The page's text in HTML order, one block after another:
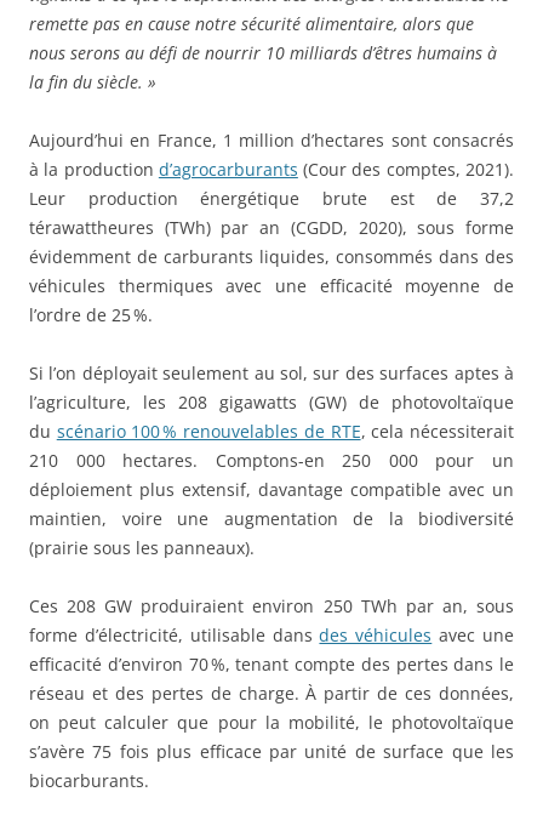
remette pas en cause notre sécurité alimentaire, alors que
nous serons au défi de nourrir 10 milliards d’êtres humains à
la fin du siècle. »
Aujourd’hui en France, 1 million d’hectares sont consacrés
à la production d’agrocarburants (Cour des comptes, 2021).
Leur production énergétique brute est de 37,2
térawattheures (TWh) par an (CGDD, 2020), sous forme
évidemment de carburants liquides, consommés dans des
véhicules thermiques avec une efficacité moyenne de
l’ordre de 25 %.
Si l’on déployait seulement au sol, sur des surfaces aptes à
l’agriculture, les 208 gigawatts (GW) de photovoltaïque
du scénario 100 % renouvelables de RTE, cela nécessiterait
210 000 hectares. Comptons-en 250 000 pour un
déploiement plus extensif, davantage compatible avec un
maintien, voire une augmentation de la biodiversité
(prairie sous les panneaux).
Ces 208 GW produiraient environ 250 TWh par an, sous
forme d’électricité, utilisable dansdes véhicules avec une
efficacité d’environ 70 %, tenant compte des pertes dans le
réseau et des pertes de charge. À partir de ces données,
on peut calculer que pour la mobilité, le photovoltaïque
s’avère 75 fois plus efficace par unité de surface que les
biocarburants.